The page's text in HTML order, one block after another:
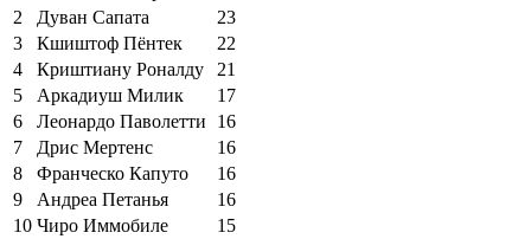
2
Дуван Сапата
23
3
Кшиштоф Пёнтек
22
4
Криштиану Роналду
21
5
Аркадиуш Милик
17
6
Леонардо Паволетти
16
7
Дрис Мертенс
16
8
Франческо Капуто
16
9
Андреа Петанья
16
10 Чиро Иммобиле
15